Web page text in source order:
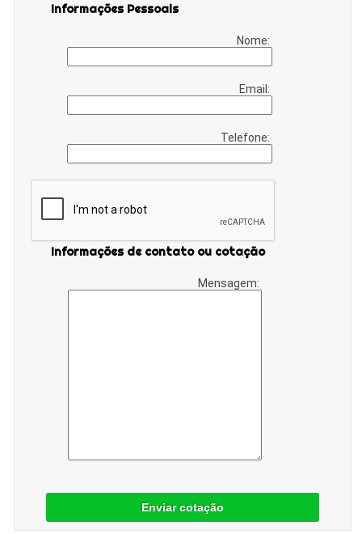
Informações Pessoais
Nome:
Email:
Telefone:
Informações de contato ou cotação
Mensagem:
Enviar cotação